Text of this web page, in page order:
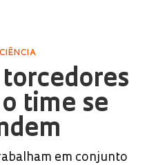
torcedores
time se
em conjunto